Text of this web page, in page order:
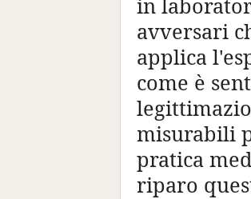
avversari
applica
come è
misurabili
pratica
riparo